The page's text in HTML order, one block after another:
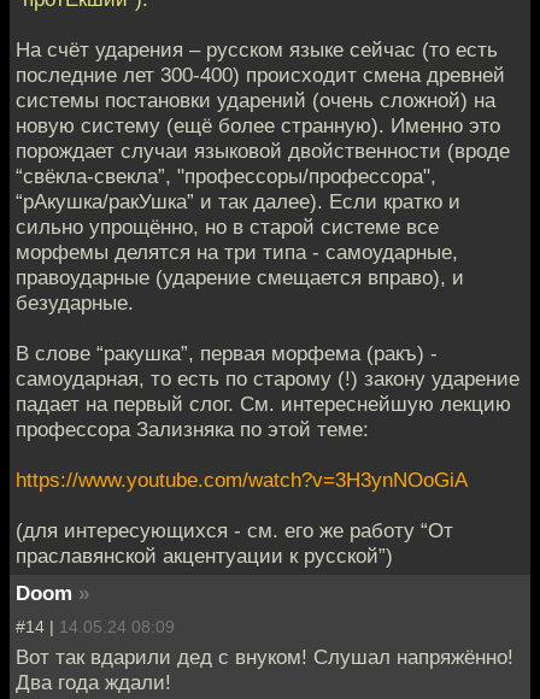
На счёт ударения – русском языке сейчас (то есть
последние лет 300-400) происходит смена древней
системы постановки ударений (очень сложной) на
новую систему (ещё более странную). Именно это
порождает случаи языковой двойственности (вроде
“свёкла-свекла”, "профессоры/профессора",
“рАкушка/ракУшка” и так далее). Если кратко и
сильно упрощённо, но в старой системе все
морфемы делятся на три типа - самоударные,
правоударные (ударение смещается вправо), и
безударные.
В слове “ракушка”, первая морфема (ракъ) -
самоударная, то есть по старому (!) закону ударение
падает на первый слог. См. интереснейшую лекцию
профессора Зализняка по этой теме:
https://www.youtube.com/watch?v=3H3ynNOoGiA
(для интересующихся - см. его же работу “От
праславянской акцентуации к русской”)
Doom »
#14 | 14.05.24 08:09
Вот так вдарили дед с внуком! Слушал напряжённо!
Два года ждали!